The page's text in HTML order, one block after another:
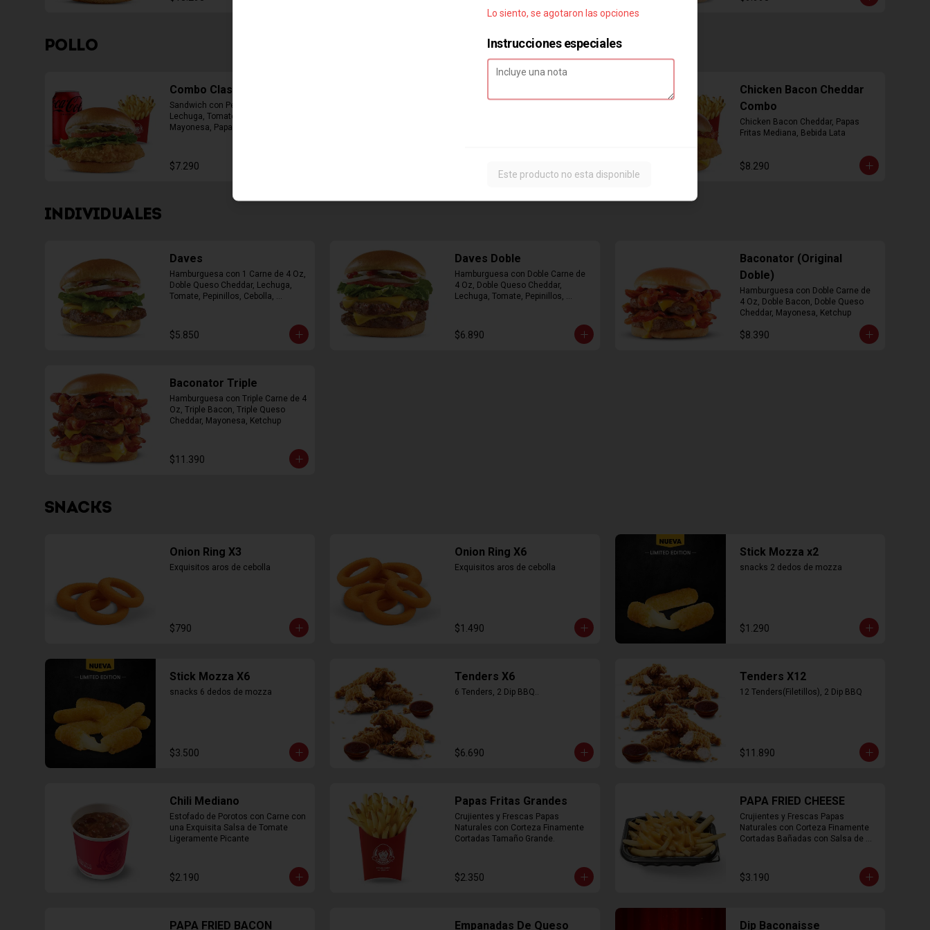
POLLO
Combo Classic Chicken
Sandwich con Pechuga Apanada,
Lechuga, Tomate, Pepinillos y
Mayonesa, Papas Fritas Mediana,
$7.290
Chicken Bacon Cheddar
Combo
Chicken Bacon Cheddar, Papas
Fritas Mediana, Bebida Lata
$8.290
INDIVIDUALES
Daves
Hamburguesa con 1 Carne de 4 Oz,
Doble Queso Cheddar, Lechuga,
Tomate, Pepinillos, Cebolla,
$5.850
Daves Doble
Hamburguesa con Doble Carne de
4 Oz, Doble Queso Cheddar,
Lechuga, Tomate, Pepinillos,
$6.890
Baconator (Original
Doble)
Hamburguesa con Doble Carne de
4 Oz, Doble Bacon, Doble Queso
Cheddar, Mayonesa, Ketchup
$8.390
Baconator Triple
Hamburguesa con Triple Carne de 4
Oz, Triple Bacon, Triple Queso
Cheddar, Mayonesa, Ketchup
$11.390
SNACKS
Onion Ring X3
Exquisitos aros de cebolla
$790
Onion Ring X6
Exquisitos aros de cebolla
$1.490
Stick Mozza x2
snacks 2 dedos de mozza
$1.290
Stick Mozza X6
snacks 6 dedos de mozza
$3.500
Tenders X6
6 Tenders, 2 Dip BBQ..
$6.690
Tenders X12
12 Tenders(Filetillos), 2 Dip BBQ
$11.890
Chili Mediano
Estofado de Porotos con Carne con
una Exquisita Salsa de Tomate
Ligeramente Picante
$2.190
Papas Fritas Grandes
Crujientes y Frescas Papas
Naturales con Corteza Finamente
Cortadas Tamaño Grande.
$2.350
PAPA FRIED CHEESE
Crujientes y Frescas Papas
Naturales con Corteza Finamente
Cortadas Bañadas con Salsa de
$3.190
PAPA FRIED BACON Empanadas De Queso Dip Baconaisse
Lo siento, se agotaron las opciones
Instrucciones especiales
Este producto no esta disponible